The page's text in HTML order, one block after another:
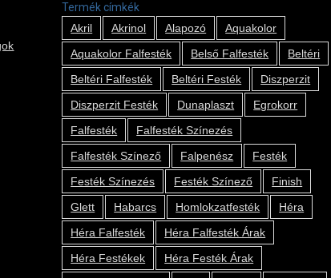
Termék címkék
Akril
Akrinol Alapozó
Aquakolor
Aquakolor Falfesték
Belső Falfesték
Beltéri
Beltéri Falfesték
Beltéri Festék
Diszperzit
Diszperzit Festék
Dunaplaszt
Egrokorr
Falfesték
Falfesték Színezés
Falfesték Színező
Falpenész
Festék
Festék Színezés
Festék Színező
Finish
Glett
Habarcs Homlokzatfesték
Héra
Héra Falfesték
Héra Falfesték Árak
Héra Festékek
Héra Festék Árak